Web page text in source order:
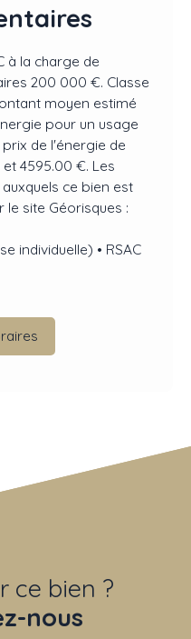
à la charge de
200 000 €. Classe
moyen estimé
pour un usage
de l'énergie de
4595.00 €. Les
ce bien est
site Géorisques :
individuelle) • RSAC
ce bien ?
nous